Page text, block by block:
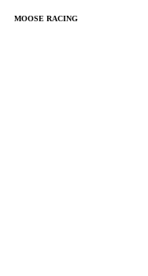
MOOSE RACING